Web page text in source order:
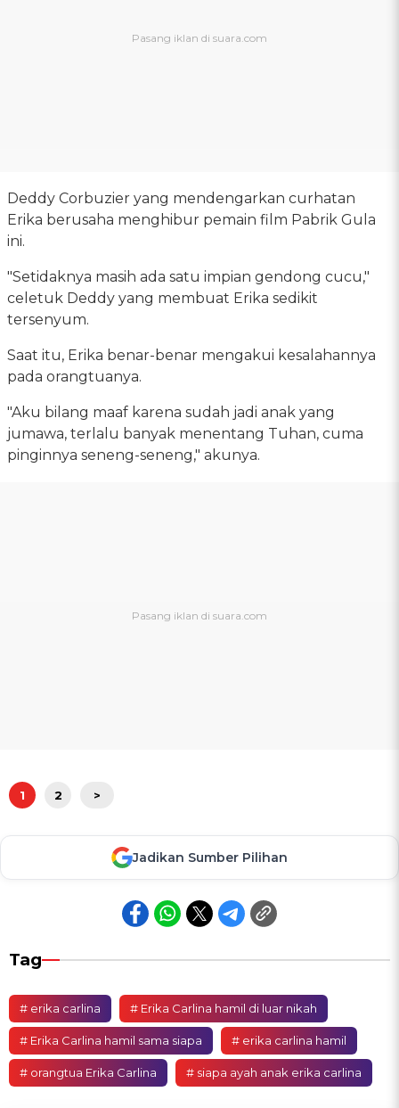
Deddy Corbuzier yang mendengarkan curhatan
Erika berusaha menghibur pemain film Pabrik Gula
ini.
"Setidaknya masih ada satu impian gendong cucu,"
celetuk Deddy yang membuat Erika sedikit
tersenyum.
Saat itu, Erika benar-benar mengakui kesalahannya
pada orangtuanya.
"Aku bilang maaf karena sudah jadi anak yang
jumawa, terlalu banyak menentang Tuhan, cuma
pinginnya seneng-seneng," akunya.
1 2 >
Jadikan Sumber Pilihan
Tag
# erika carlina # Erika Carlina hamil di luar nikah
# Erika Carlina hamil sama siapa # erika carlina hamil
# orangtua Erika Carlina # siapa ayah anak erika carlina